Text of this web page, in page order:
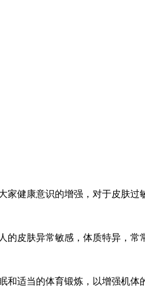
家健康意识的增强，对于皮肤过
的皮肤异常敏感，体质特异，常
和适当的体育锻炼，以增强机体